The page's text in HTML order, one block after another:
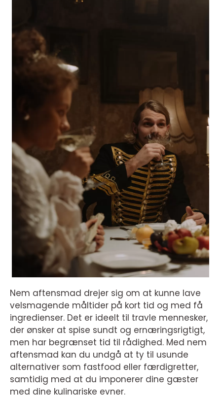
Nem aftensmad drejer sig om at kunne lave
velsmagende måltider på kort tid og med få
ingredienser. Det er ideelt til travle mennesker,
der ønsker at spise sundt og ernæringsrigtigt,
men har begrænset tid til rådighed. Med nem
aftensmad kan du undgå at ty til usunde
alternativer som fastfood eller færdigretter,
samtidig med at du imponerer dine gæster
med dine kulinariske evner.